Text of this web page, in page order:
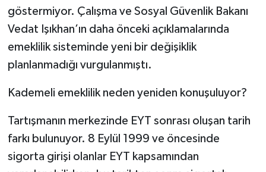
göstermiyor. Çalışma ve Sosyal Güvenlik Bakanı
Vedat Işıkhan’ın daha önceki açıklamalarında
emeklilik sisteminde yeni bir değişiklik
planlanmadığı vurgulanmıştı.
Kademeli emeklilik neden yeniden konuşuluyor?
Tartışmanın merkezinde EYT sonrası oluşan tarih
farkı bulunuyor. 8 Eylül 1999 ve öncesinde
sigorta girişi olanlar EYT kapsamından